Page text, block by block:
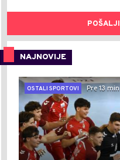
POŠALJI
NAJNOVIJE
OSTALI SPORTOVI
Pre 13 min